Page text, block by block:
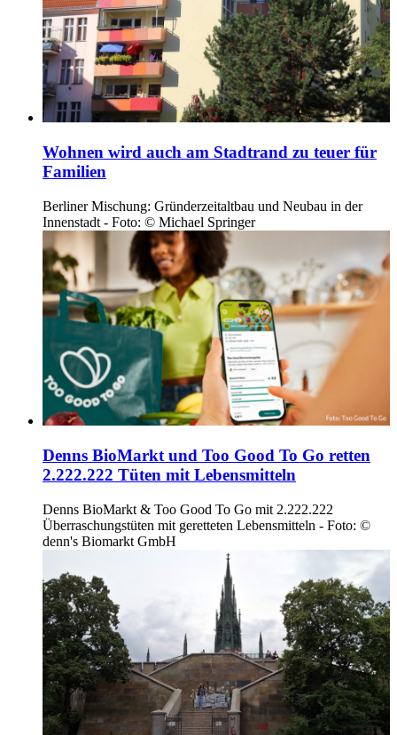
Wohnen wird auch am Stadtrand zu teuer für
Familien
Berliner Mischung: Gründerzeitaltbau und Neubau in der
Innenstadt - Foto: © Michael Springer
Denns BioMarkt und Too Good To Go retten
2.222.222 Tüten mit Lebensmitteln
Denns BioMarkt & Too Good To Go mit 2.222.222
Überraschungstüten mit geretteten Lebensmitteln - Foto: ©
denn's Biomarkt GmbH